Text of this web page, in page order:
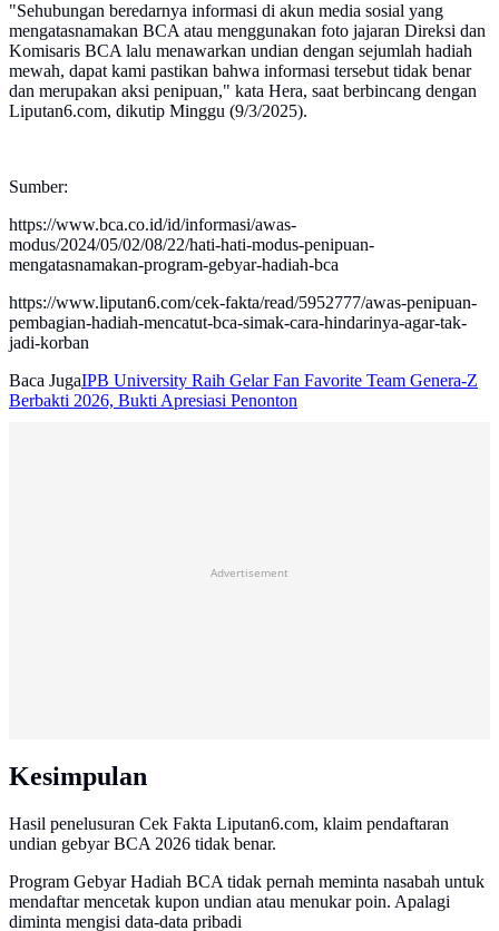
"Sehubungan beredarnya informasi di akun media sosial yang
mengatasnamakan BCA atau menggunakan foto jajaran Direksi dan
Komisaris BCA lalu menawarkan undian dengan sejumlah hadiah
mewah, dapat kami pastikan bahwa informasi tersebut tidak benar
dan merupakan aksi penipuan," kata Hera, saat berbincang dengan
Liputan6.com, dikutip Minggu (9/3/2025).
Sumber:
https://www.bca.co.id/id/informasi/awas-
modus/2024/05/02/08/22/hati-hati-modus-penipuan-
mengatasnamakan-program-gebyar-hadiah-bca
https://www.liputan6.com/cek-fakta/read/5952777/awas-penipuan-
pembagian-hadiah-mencatut-bca-simak-cara-hindarinya-agar-tak-
jadi-korban
Baca JugaIPB University Raih Gelar Fan Favorite Team Genera-Z
Berbakti 2026, Bukti Apresiasi Penonton
Advertisement
Kesimpulan
Hasil penelusuran Cek Fakta Liputan6.com, klaim pendaftaran
undian gebyar BCA 2026 tidak benar.
Program Gebyar Hadiah BCA tidak pernah meminta nasabah untuk
mendaftar mencetak kupon undian atau menukar poin. Apalagi
diminta mengisi data-data pribadi